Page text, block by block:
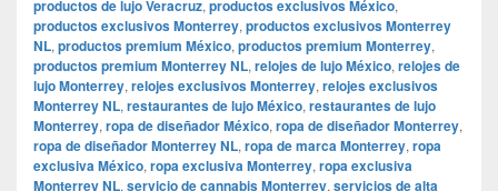
productos de lujo Veracruz, productos exclusivos México,
productos exclusivos Monterrey, productos exclusivos Monterrey
NL, productos premium México, productos premium Monterrey,
productos premium Monterrey NL, relojes de lujo México, relojes de
lujo Monterrey, relojes exclusivos Monterrey, relojes exclusivos
Monterrey NL, restaurantes de lujo México, restaurantes de lujo
Monterrey, ropa de diseñador México, ropa de diseñador Monterrey,
ropa de diseñador Monterrey NL, ropa de marca Monterrey, ropa
exclusiva México, ropa exclusiva Monterrey, ropa exclusiva
Monterrey NL, servicio de cannabis Monterrey, servicios de alta